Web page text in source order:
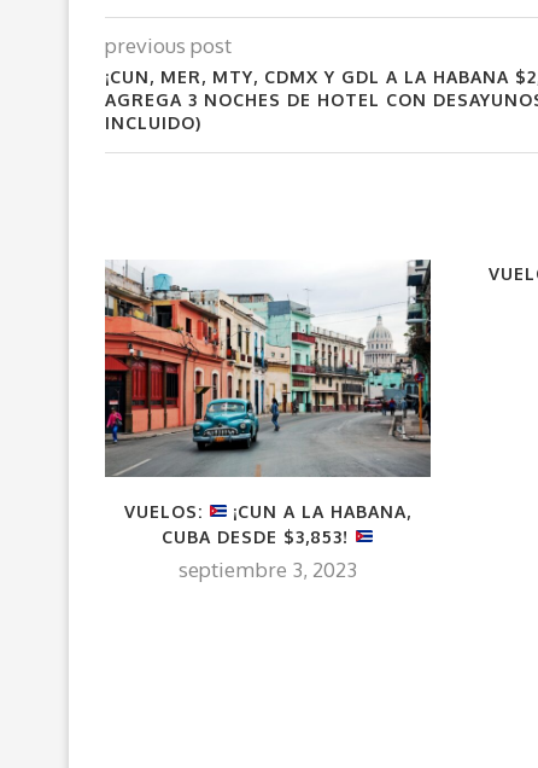
previous post
¡CUN, MER, MTY, CDMX Y GDL A LA HABANA
AGREGA 3 NOCHES DE HOTEL CON
INCLUIDO)
VUELOS:
¡CUN A LA HABANA,
CUBA DESDE $3,853!
septiembre 3, 2023